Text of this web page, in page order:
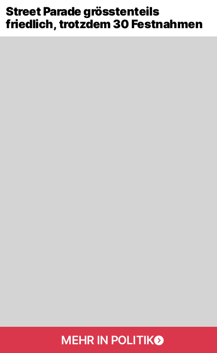
Street Parade grösstenteils
friedlich, trotzdem 30 Festnahmen
MEHR IN POLITIK